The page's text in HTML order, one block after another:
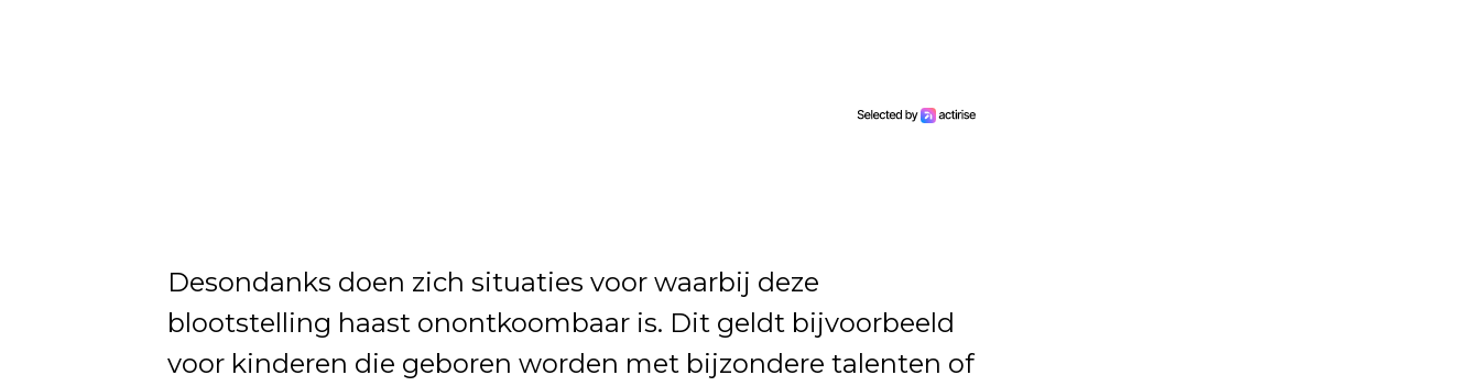
Desondanks doen zich situaties voor waarbij deze
blootstelling haast onontkoombaar is. Dit geldt bijvoorbeeld
voor kinderen die geboren worden met bijzondere talenten of